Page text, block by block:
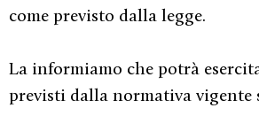
come previsto dalla legge.
La informiamo che potrà
previsti dalla normativa vigente